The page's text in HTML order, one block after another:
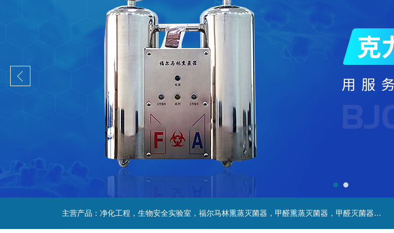
主营产品：净化工程，生物安全实验室，福尔马林熏蒸灭菌器，甲醛熏蒸灭菌器，甲醛灭菌器，灭菌器，不锈钢家具，不锈钢防爆酒精灯，污水处理系统，无火焰高温灭菌器，净化工程，百级恒温实验室，洁净工程，